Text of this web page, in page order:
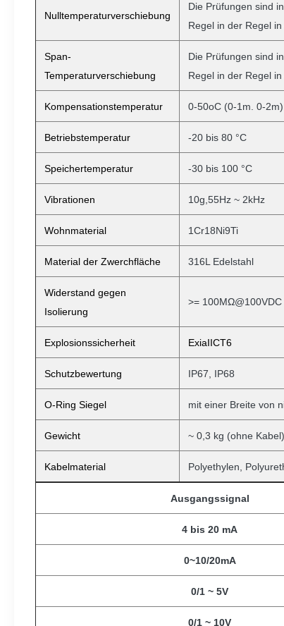
Nulltemperaturverschiebung
Die Prüfungen sind
Regel in der Regel
Span-
Temperaturverschiebung
Die Prüfungen sind
Regel in der Regel
Kompensationstemperatur 0-50oC (0-1m. 0-2m)
Betriebstemperatur -20 bis 80 °C
Speichertemperatur -30 bis 100 °C
Vibrationen 10g,55Hz ~ 2kHz
Wohnmaterial 1Cr18Ni9Ti
Material der Zwerchfläche 316L Edelstahl
Widerstand gegen
Isolierung
>= 100MΩ@100VDC
Explosionssicherheit ExiaIICT6
Schutzbewertung IP67, IP68
O-Ring Siegel mit einer Breite von
Gewicht ~ 0,3 kg (ohne Kabel)
Kabelmaterial Polyethylen,
Ausgangssignal
4 bis 20 mA
0~10/20mA
0/1 ~ 5V
0/1 ~ 10V